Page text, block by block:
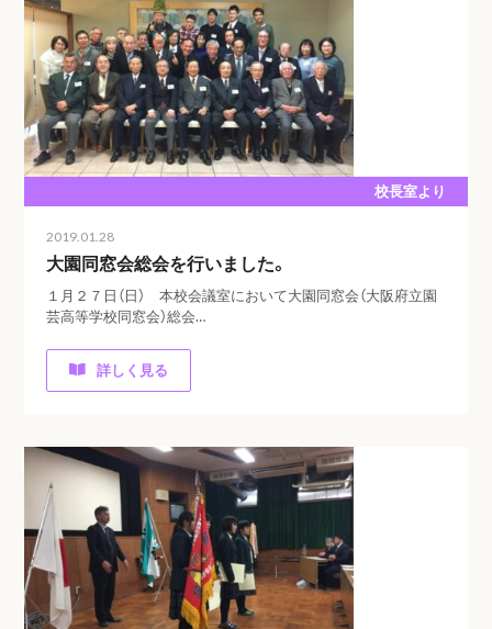
校長室より
2019.01.28
大園同窓会総会を行いました。
１月２７日（日） 本校会議室において大園同窓会（大阪府立園
芸高等学校同窓会）総会…
詳しく見る